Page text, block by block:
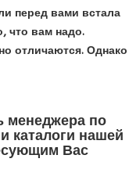
перед вами встала
что вам надо.
отличаются. Однако
менеджера по
каталоги нашей
Вас